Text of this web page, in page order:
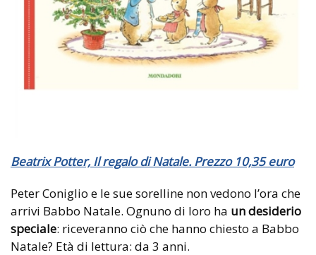
Beatrix Potter, Il regalo di Natale. Prezzo 10,35 euro
Peter Coniglio e le sue sorelline non vedono l’ora che
arrivi Babbo Natale. Ognuno di loro ha un desiderio
speciale: riceveranno ciò che hanno chiesto a Babbo
Natale? Età di lettura: da 3 anni.